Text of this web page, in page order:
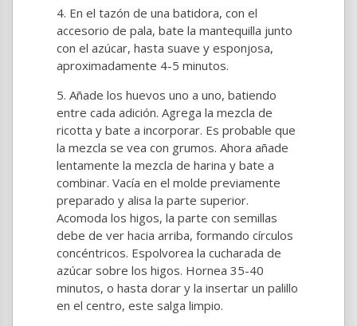
En el tazón de una batidora, con el
accesorio de pala, bate la mantequilla junto
con el azúcar, hasta suave y esponjosa,
aproximadamente 4-5 minutos.
Añade los huevos uno a uno, batiendo
entre cada adición. Agrega la mezcla de
ricotta y bate a incorporar. Es probable que
la mezcla se vea con grumos. Ahora añade
lentamente la mezcla de harina y bate a
combinar. Vacía en el molde previamente
preparado y alisa la parte superior.
Acomoda los higos, la parte con semillas
debe de ver hacia arriba, formando círculos
concéntricos. Espolvorea la cucharada de
azúcar sobre los higos. Hornea 35-40
minutos, o hasta dorar y la insertar un palillo
en el centro, este salga limpio.